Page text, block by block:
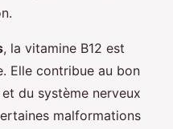
, la vitamine B12 est
Elle contribue au bon
du système nerveux
malformations